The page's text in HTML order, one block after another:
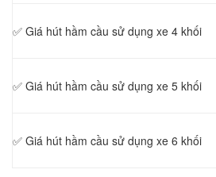
✅ Giá hút hầm cầu sử dụng xe 4 khối
✅ Giá hút hầm cầu sử dụng xe 5 khối
✅ Giá hút hầm cầu sử dụng xe 6 khối